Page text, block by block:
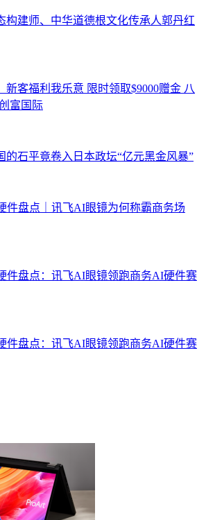
构建师、中华道德根文化传承人郭丹红
新客福利我乐意 限时领取$9000赠金 八
富国际
的石平竟卷入日本政坛“亿元黑金风暴”
件盘点｜讯飞AI眼镜为何称霸商务场
件盘点：讯飞AI眼镜领跑商务AI硬件赛
件盘点：讯飞AI眼镜领跑商务AI硬件赛